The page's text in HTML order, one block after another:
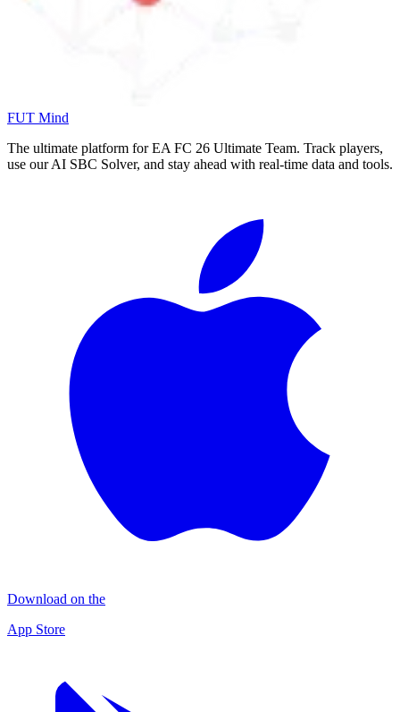
FUT Mind
The ultimate platform for EA FC 26 Ultimate Team. Track players,
use our AI SBC Solver, and stay ahead with real-time data and tools.
Download on the
App Store